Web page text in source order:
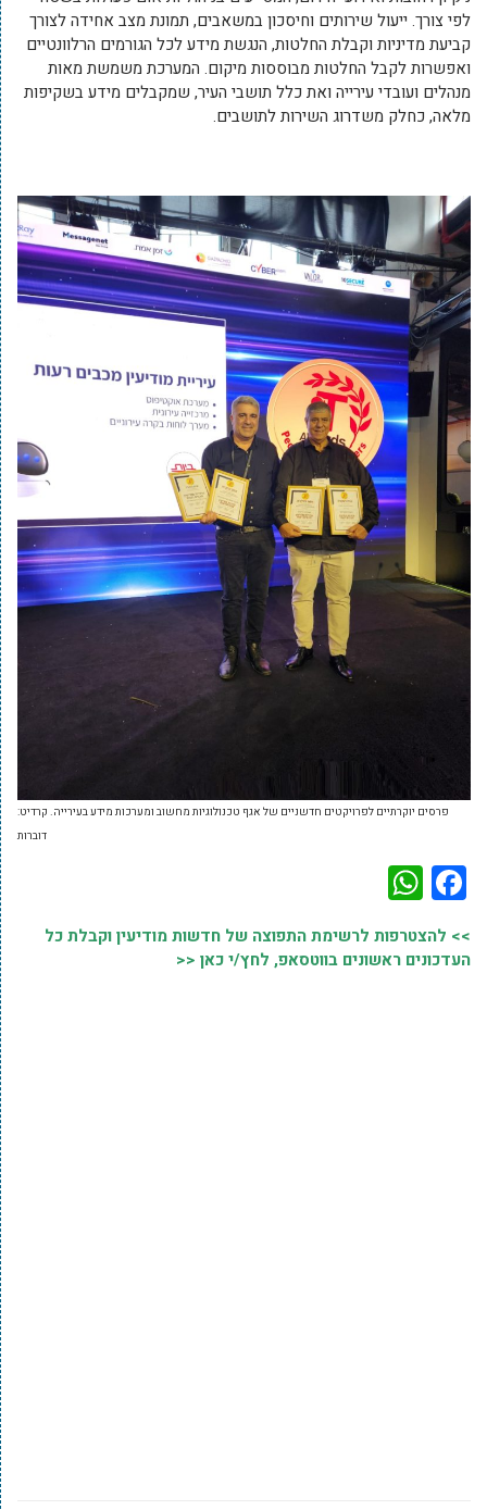
לפי צורך. ייעול שירותים וחיסכון במשאבים, תמונת מצב אחידה לצורך
קביעת מדיניות וקבלת החלטות, הנגשת מידע לכל הגורמים הרלוונטיים
ואפשרות לקבל החלטות מבוססות מיקום. המערכת משמשת מאות
מנהלים ועובדי עירייה ואת כלל תושבי העיר, שמקבלים מידע בשקיפות
מלאה, כחלק משדרוג השירות לתושבים.
פרסים יוקרתיים לפרויקטים חדשניים של אגף טכנולוגיות מחשוב ומערכות מידע בעירייה. קרדיט:
דוברות
Facebook
>> להצטרפות לרשימת התפוצה של חדשות מודיעין וקבלת כל
העדכונים ראשונים בווטסאפ, לחץ/י כאן <<